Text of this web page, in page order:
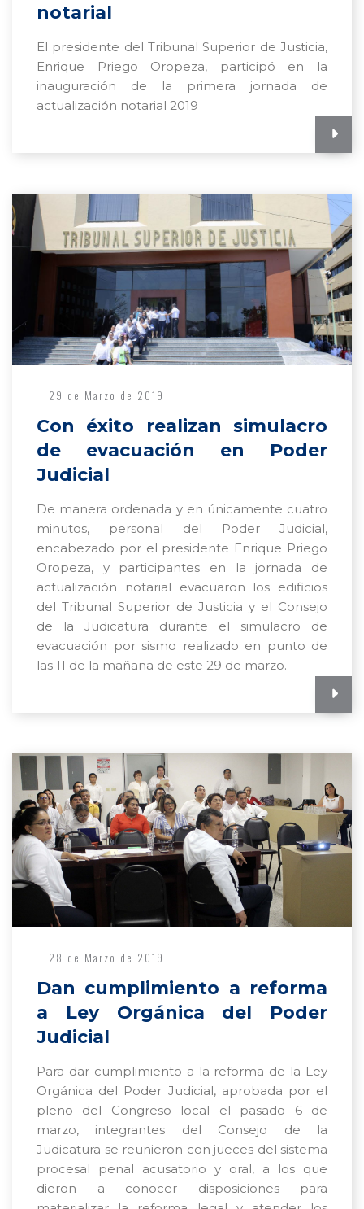
notarial
El presidente del Tribunal Superior de Justicia,
Enrique Priego Oropeza, participó en la
inauguración de la primera jornada de
actualización notarial 2019
29 de Marzo de 2019
Con éxito realizan simulacro
de evacuación en Poder
Judicial
De manera ordenada y en únicamente cuatro
minutos, personal del Poder Judicial,
encabezado por el presidente Enrique Priego
Oropeza, y participantes en la jornada de
actualización notarial evacuaron los edificios
del Tribunal Superior de Justicia y el Consejo
de la Judicatura durante el simulacro de
evacuación por sismo realizado en punto de
las 11 de la mañana de este 29 de marzo.
28 de Marzo de 2019
Dan cumplimiento a reforma
a Ley Orgánica del Poder
Judicial
Para dar cumplimiento a la reforma de la Ley
Orgánica del Poder Judicial, aprobada por el
pleno del Congreso local el pasado 6 de
marzo, integrantes del Consejo de la
Judicatura se reunieron con jueces del sistema
procesal penal acusatorio y oral, a los que
dieron a conocer disposiciones para